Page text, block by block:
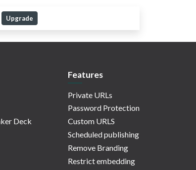
Upgrade
Deck
Features
Private URLs
Password Protection
Custom URLS
Scheduled publishing
Remove Branding
Restrict embedding